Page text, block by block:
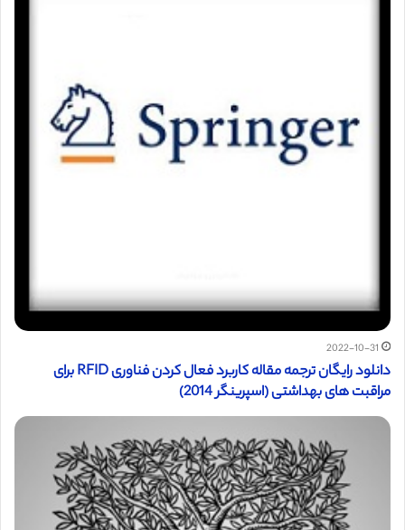
2022-10-31
دانلود رایگان ترجمه مقاله کاربرد فعال کردن فناوری RFID برای
مراقبت های بهداشتی (اسپرینگر 2014)